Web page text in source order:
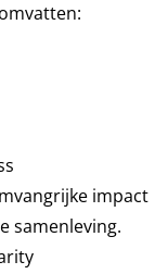
impact
samenleving.